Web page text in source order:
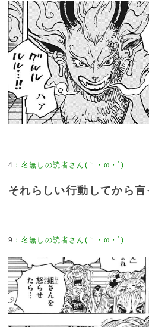
4 ： 名無しの読者さん(｀・ω・´)
それらしい行動してから言
9 ： 名無しの読者さん(｀・ω・´)